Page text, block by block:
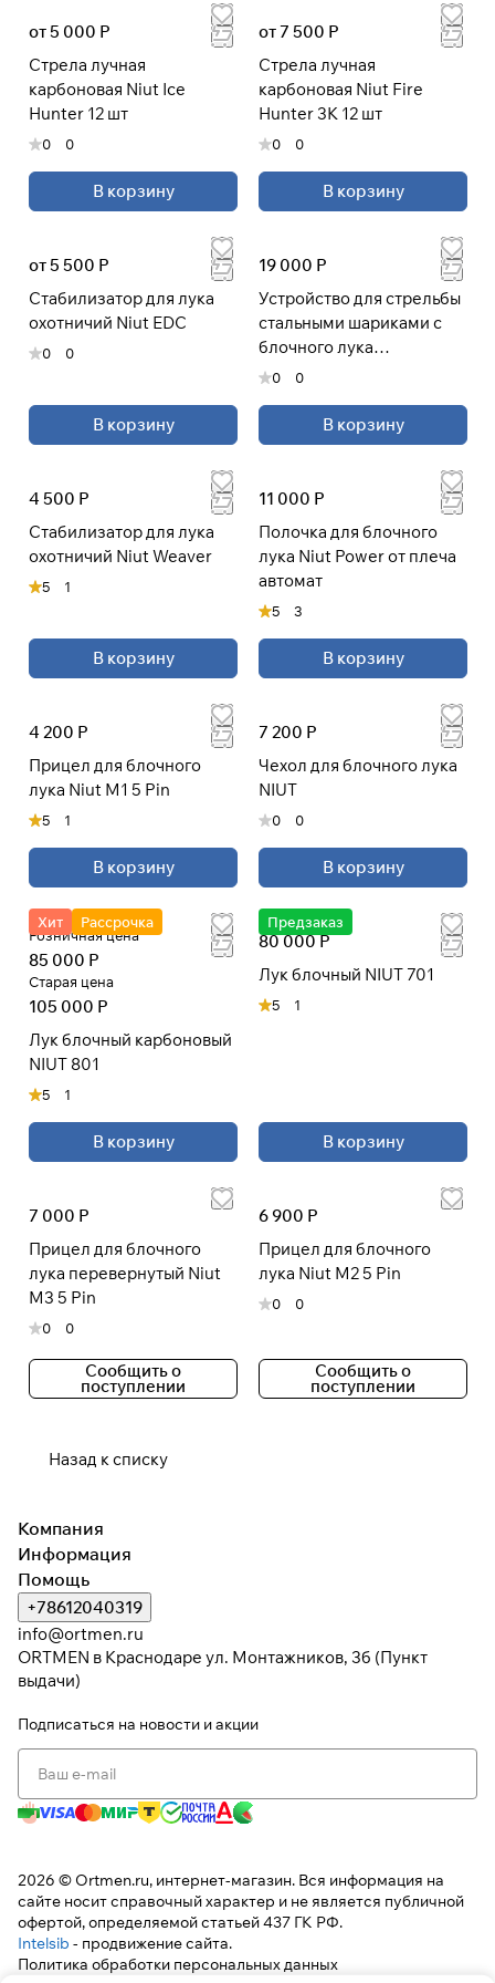
от 5 000 Р
Стрела лучная
карбоновая Niut Ice
Hunter 12 шт
0 0
В корзину
от 7 500 Р
Стрела лучная
карбоновая Niut Fire
Hunter 3K 12 шт
0 0
В корзину
от 5 500 Р
Cтабилизатор для лука
охотничий Niut EDC
0 0
В корзину
19 000 Р
Устройство для стрельбы
стальными шариками с
блочного лука
(шарострел)
0 0
В корзину
4 500 Р
Cтабилизатор для лука
охотничий Niut Weaver
5 1
В корзину
11 000 Р
Полочка для блочного
лука Niut Power от плеча
автомат
5 3
В корзину
4 200 Р
Прицел для блочного
лука Niut M1 5 Pin
5 1
В корзину
7 200 Р
Чехол для блочного лука
NIUT
0 0
В корзину
Хит Рассрочка
Розничная цена
85 000 Р
Старая цена
105 000 Р
Лук блочный карбоновый
NIUT 801
5 1
В корзину
Предзаказ
80 000 Р
Лук блочный NIUT 701
5 1
В корзину
7 000 Р
Прицел для блочного
лука перевернутый Niut
M3 5 Pin
0 0
Сообщить о
поступлении
6 900 Р
Прицел для блочного
лука Niut M2 5 Pin
0 0
Сообщить о
поступлении
Назад к списку
Компания
Информация
Помощь
+78612040319
info@ortmen.ru
ORTMEN в Краснодаре ул. Монтажников, 3б (Пункт
выдачи)
Подписаться на новости и акции
2026 © Ortmen.ru, интернет-магазин. Вся информация на
сайте носит справочный характер и не является публичной
офертой, определяемой статьей 437 ГК РФ.
Intelsib - продвижение сайта.
Политика обработки персональных данных